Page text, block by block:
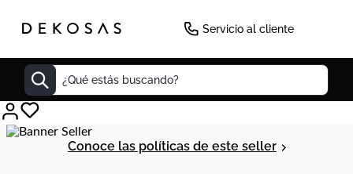
Servicio al cliente
¿Qué estás buscando?
Conoce las políticas de este seller
Cuadros